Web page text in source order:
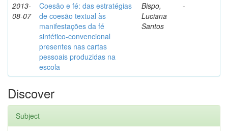
2013-
08-07
Coesão e fé: das estratégias
de coesão textual às
manifestações da fé
sintético-convencional
presentes nas cartas
pessoais produzidas na
escola
Bispo,
Luciana
Santos
-
Discover
Subject